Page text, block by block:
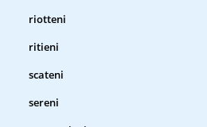
riotteni
ritieni
scateni
sereni